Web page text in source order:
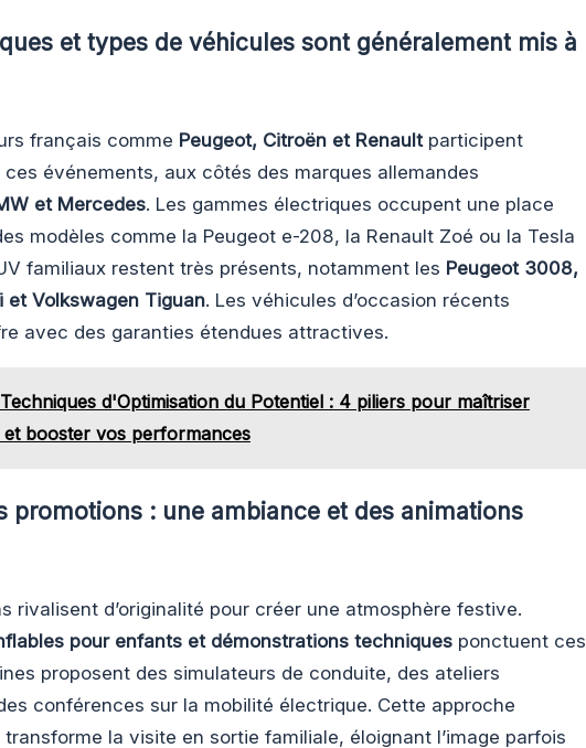
et types de véhicules sont généralement mis à
français comme Peugeot, Citroën et Renaultparticipent
événements, aux côtés des marques allemandes
et Mercedes. Les gammes électriques occupent une place
modèles comme la Peugeot e-208, la Renault Zoé ou la Tesla
familiaux restent très présents, notamment les Peugeot 3008,
et Volkswagen Tiguan. Les véhicules d’occasion récents
avec des garanties étendues attractives.
Techniques d'Optimisation du Potentiel : 4 piliers pour maîtriser
booster vos performances
promotions : une ambiance et des animations
rivalisent d’originalité pour créer une atmosphère festive.
pour enfants et démonstrations techniques ponctuent ces
proposent des simulateurs de conduite, des ateliers
conférences sur la mobilité électrique. Cette approche
la visite en sortie familiale, éloignant l’image parfois